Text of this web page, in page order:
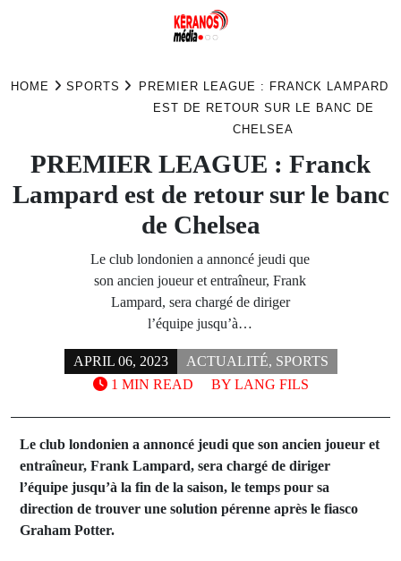
HOME SPORTS
PREMIER LEAGUE : FRANCK LAMPARD
EST DE RETOUR SUR LE BANC DE
CHELSEA
PREMIER LEAGUE : Franck
Lampard est de retour sur le banc
de Chelsea
Le club londonien a annoncé jeudi que
son ancien joueur et entraîneur, Frank
Lampard, sera chargé de diriger
l’équipe jusqu’à…
APRIL 06, 2023 ACTUALITÉ, SPORTS
BY LANG FILS
1 MIN READ
Le club londonien a annoncé jeudi que son ancien joueur et
entraîneur, Frank Lampard, sera chargé de diriger
l’équipe jusqu’à la fin de la saison, le temps pour sa
direction de trouver une solution pérenne après le fiasco
Graham Potter.